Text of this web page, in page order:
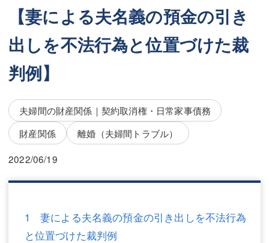
坂本 陽一
桶川 聡
三平 隆史
吉元 優仁
小川 祐
弁護士費用
離婚（夫婦間トラブル）
坂本 陽一
桶川 聡
三平 隆史
吉元 優仁
弁護士費用
不動産
企業法務
【妻による夫名義の預金の引き
出しを不法行為と位置づけた裁
判例】
夫婦間の財産関係｜契約取消権・日常家事債務
財産関係
離婚（夫婦間トラブル）
2022/06/19
1 妻による夫名義の預金の引き出しを不法行為
と位置づけた裁判例